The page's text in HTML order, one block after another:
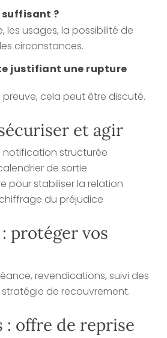
?
les usages, la possibilité de
circonstances.
justifiant une rupture
preuve, cela peut être discuté.
et agir
notification structurée
de sortie
pour stabiliser la relation
du préjudice
protéger vos
revendications, suivi des
de recouvrement.
: offre de reprise